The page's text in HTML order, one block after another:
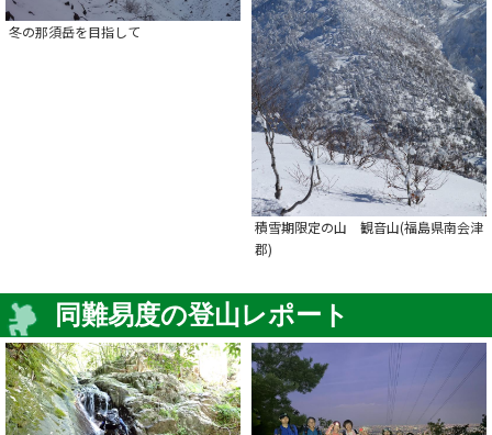
冬の那須岳を目指して
積雪期限定の山 観音山(福島県南会津
郡)
同難易度の登山レポート